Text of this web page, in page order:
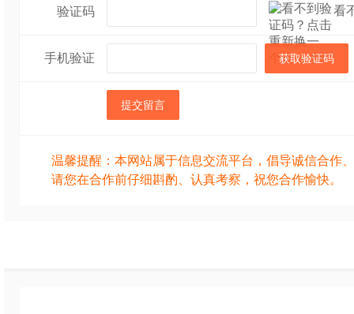
验证码 看
手机验证 获取验证码
提交留言
温馨提醒：本网站属于信息交流平台，倡导诚信合作
请您在合作前仔细斟酌、认真考察，祝您合作愉快。